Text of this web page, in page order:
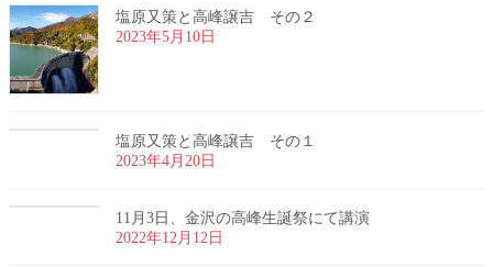
塩原又策と高峰譲吉 その２
2023年5月10日
塩原又策と高峰譲吉 その１
2023年4月20日
11月3日、金沢の高峰生誕祭にて講演
2022年12月12日